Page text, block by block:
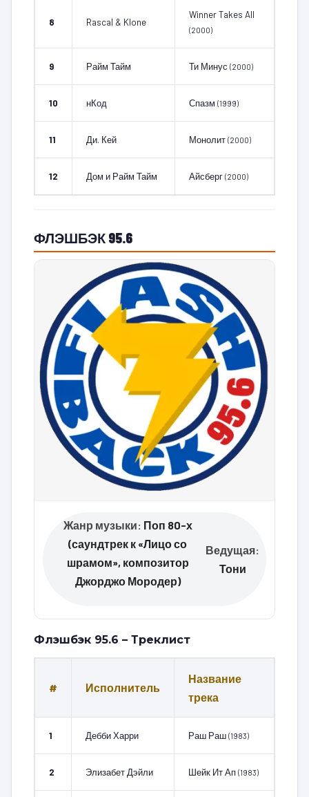
8 Rascal & Klone
Winner Takes All
(2000)
9 Райм Тайм Ти Минус (2000)
10 нКод Спазм (1999)
11 Ди. Кей Монолит (2000)
12 Дом и Райм Тайм Айсберг (2000)
ФЛЭШБЭК 95.6
Жанр музыки: Поп 80-х
(саундтрек к «Лицо со
шрамом», композитор
Джорджо Мородер)
Ведущая:
Тони
Флэшбэк 95.6 – Треклист
# Исполнитель
Название
трека
1 Дебби Харри Раш Раш (1983)
2 Элизабет Дэйли Шейк Ит Ап (1983)